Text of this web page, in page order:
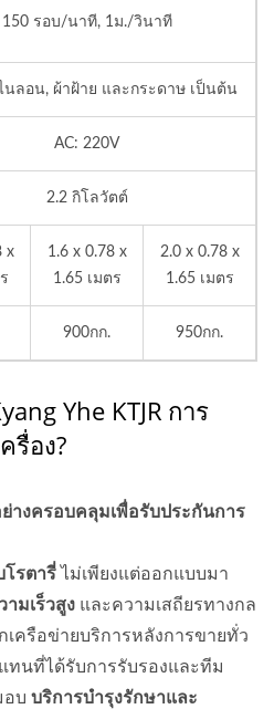
150 รอบ/นาที, 1ม./วินาที
นลอน, ผ้าฝ้าย และกระดาษ เป็นต้น
AC: 220V
2.2 กิโลวัตต์
x
1.6 x 0.78 x
1.65 เมตร
2.0 x 0.78 x
1.65 เมตร
900กก. 950กก.
Yhe KTJR การ
รื่อง?
างครอบคลุมเพื่อรับประกันการ
โรตารี่ ไม่เพียงแต่ออกแบบมา
มเร็วสูง และความเสถียรทางกล
ครือข่ายบริการหลังการขายทั่ว
ทนที่ได้รับการรับรองและทีม
อบ บริการบำรุงรักษาและ